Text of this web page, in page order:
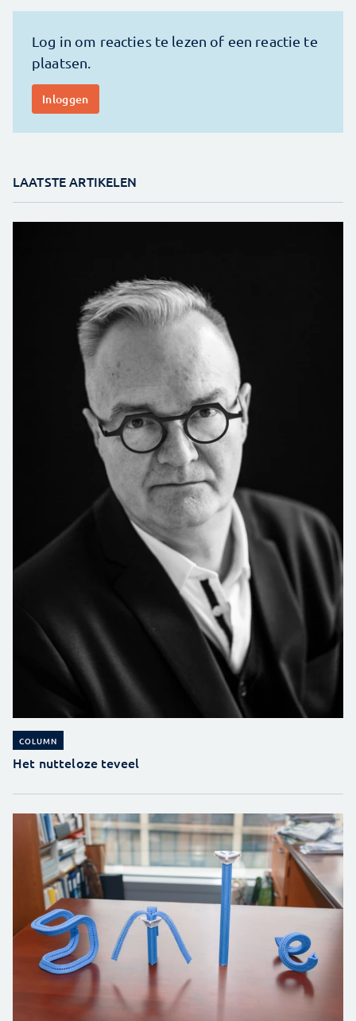
LAATSTE ARTIKELEN
COLUMN
Het nutteloze teveel